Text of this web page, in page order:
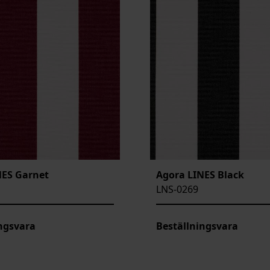
Garnet
Agora LINES Black
LNS-0269
Beställningsvara